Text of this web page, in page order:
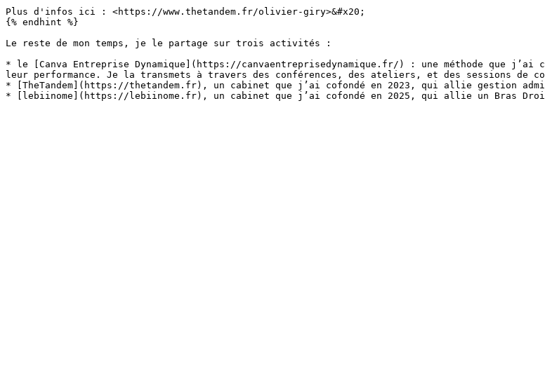
Plus d'infos ici : <https://www.thetandem.fr/olivier-giry>&#x20;
{% endhint %}
Le reste de mon temps, je le partage sur trois activités :
* le [Canva Entreprise Dynamique](https://canvaentreprisedynamique.fr/) : une méthode que
leur performance. Je la transmets à travers des conférences, des ateliers, et des sessions de
* [TheTandem](https://thetandem.fr), un cabinet que j’ai cofondé en 2023, qui allie gestion